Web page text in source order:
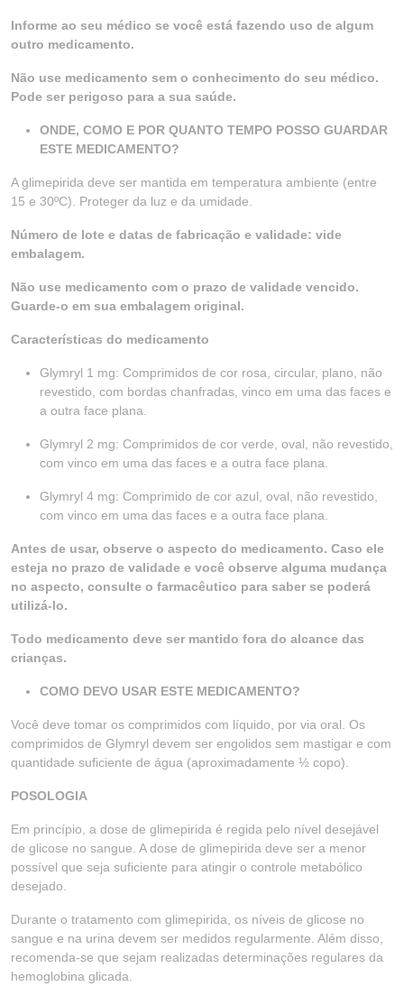
Informe ao seu médico se você está fazendo uso de algum
outro medicamento.
Não use medicamento sem o conhecimento do seu médico.
Pode ser perigoso para a sua saúde.
ONDE, COMO E POR QUANTO TEMPO POSSO GUARDAR
ESTE MEDICAMENTO?
A glimepirida deve ser mantida em temperatura ambiente (entre
15 e 30ºC). Proteger da luz e da umidade.
Número de lote e datas de fabricação e validade: vide
embalagem.
Não use medicamento com o prazo de validade vencido.
Guarde-o em sua embalagem original.
Características do medicamento
Glymryl 1 mg: Comprimidos de cor rosa, circular, plano, não
revestido, com bordas chanfradas, vinco em uma das faces e
a outra face plana.
Glymryl 2 mg: Comprimidos de cor verde, oval, não revestido,
com vinco em uma das faces e a outra face plana.
Glymryl 4 mg: Comprimido de cor azul, oval, não revestido,
com vinco em uma das faces e a outra face plana.
Antes de usar, observe o aspecto do medicamento. Caso ele
esteja no prazo de validade e você observe alguma mudança
no aspecto, consulte o farmacêutico para saber se poderá
utilizá-lo.
Todo medicamento deve ser mantido fora do alcance das
crianças.
COMO DEVO USAR ESTE MEDICAMENTO?
Você deve tomar os comprimidos com líquido, por via oral. Os
comprimidos de Glymryl devem ser engolidos sem mastigar e com
quantidade suficiente de água (aproximadamente ½ copo).
POSOLOGIA
Em princípio, a dose de glimepirida é regida pelo nível desejável
de glicose no sangue. A dose de glimepirida deve ser a menor
possível que seja suficiente para atingir o controle metabólico
desejado.
Durante o tratamento com glimepirida, os níveis de glicose no
sangue e na urina devem ser medidos regularmente. Além disso,
recomenda-se que sejam realizadas determinações regulares da
hemoglobina glicada.